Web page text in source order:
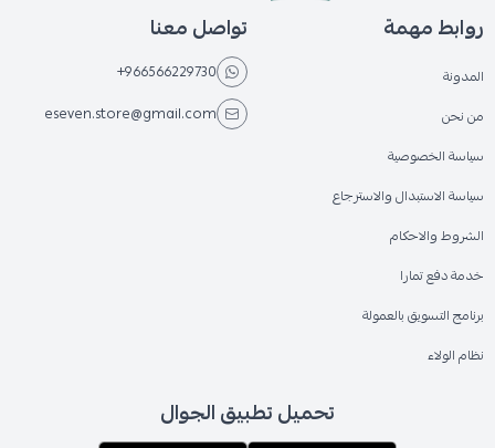
روابط مهمة
المدونة
من نحن
سياسة الخصوصية
سياسة الاستبدال والاسترجاع
الشروط والاحكام
خدمة دفع تمارا
برنامج التسويق بالعمولة
نظام الولاء
تواصل معنا
+966566229730
eseven.store@gmail.com
تحميل تطبيق الجوال